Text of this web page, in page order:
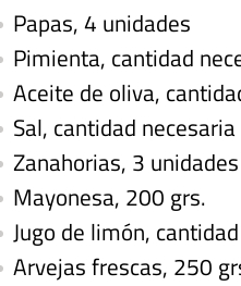
Papas, 4 unidades
Pimienta, cantidad
Aceite de oliva,
Sal, cantidad necesaria
Zanahorias, 3 unidades
Mayonesa, 200 grs.
Jugo de limón,
Arvejas frescas, 250